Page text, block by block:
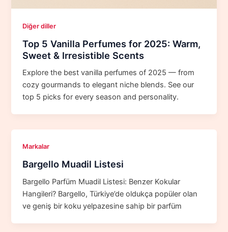
Diğer diller
Top 5 Vanilla Perfumes for 2025: Warm,
Sweet & Irresistible Scents
Explore the best vanilla perfumes of 2025 — from
cozy gourmands to elegant niche blends. See our
top 5 picks for every season and personality.
Markalar
Bargello Muadil Listesi
Bargello Parfüm Muadil Listesi: Benzer Kokular
Hangileri? Bargello, Türkiye’de oldukça popüler olan
ve geniş bir koku yelpazesine sahip bir parfüm